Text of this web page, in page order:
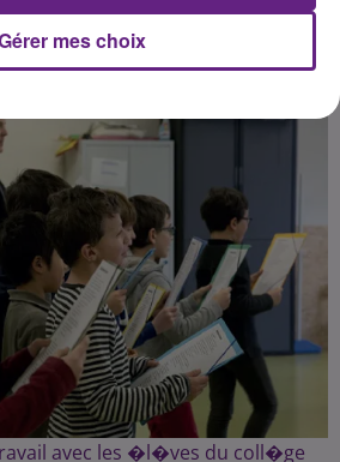
à 6h15 par Franck PELLOUX
avec les �l�ves du coll�ge
mes choix